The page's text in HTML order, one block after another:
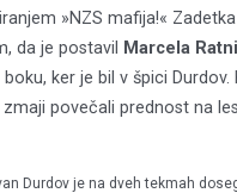
»NZS mafija!«
da je postavil
Marcela
ker je bil v špici
povečali prednost na
Durdov je na dveh tekmah